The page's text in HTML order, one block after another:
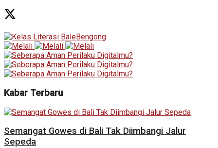
Kabar Terbaru
Semangat Gowes di Bali Tak Diimbangi Jalur
Sepeda